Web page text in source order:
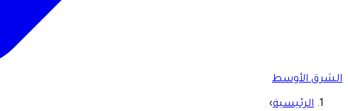
الشرق الأوسط
الرئيسية›